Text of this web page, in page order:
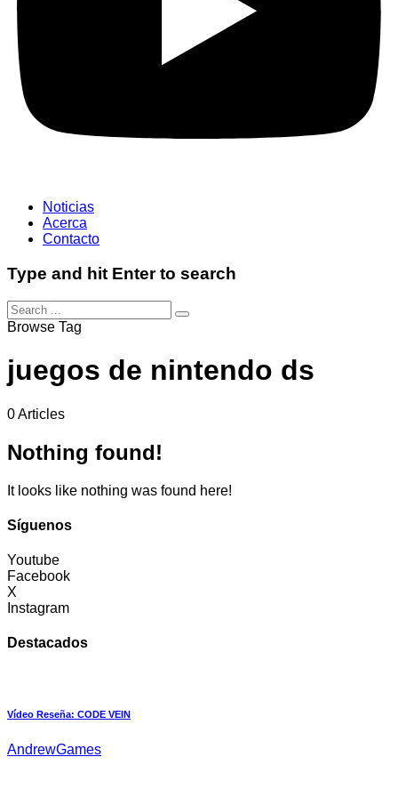
Noticias
Acerca
Contacto
Type and hit Enter to search
Browse Tag
juegos de nintendo ds
0 Articles
Nothing found!
It looks like nothing was found here!
Síguenos
Youtube
Facebook
X
Instagram
Destacados
Vídeo Reseña: CODE VEIN
AndrewGames